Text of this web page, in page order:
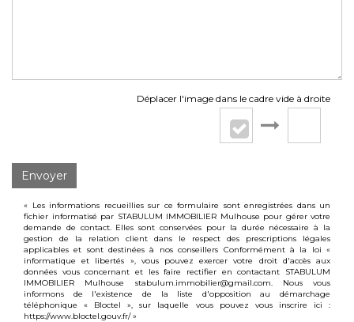
Déplacer l'image dans le cadre vide à droite
Envoyer
« Les informations recueillies sur ce formulaire sont enregistrées dans un
fichier informatisé par STABULUM IMMOBILIER Mulhouse pour gérer votre
demande de contact. Elles sont conservées pour la durée nécessaire à la
gestion de la relation client dans le respect des prescriptions légales
applicables et sont destinées à nos conseillers Conformément à la loi «
informatique et libertés », vous pouvez exercer votre droit d'accès aux
données vous concernant et les faire rectifier en contactant STABULUM
IMMOBILIER Mulhouse stabulum.immobilier@gmail.com. Nous vous
informons de l'existence de la liste d'opposition au démarchage
téléphonique « Bloctel », sur laquelle vous pouvez vous inscrire ici :
https://www.bloctel.gouv.fr/»